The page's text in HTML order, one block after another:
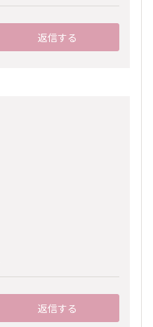
返信する
返信する